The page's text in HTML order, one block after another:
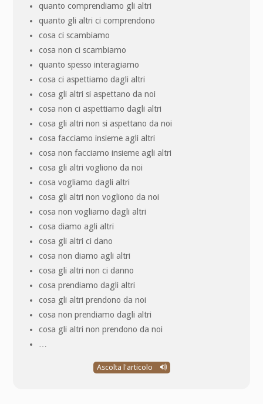
quanto comprendiamo gli altri
quanto gli altri ci comprendono
cosa ci scambiamo
cosa non ci scambiamo
quanto spesso interagiamo
cosa ci aspettiamo dagli altri
cosa gli altri si aspettano da noi
cosa non ci aspettiamo dagli altri
cosa gli altri non si aspettano da noi
cosa facciamo insieme agli altri
cosa non facciamo insieme agli altri
cosa gli altri vogliono da noi
cosa vogliamo dagli altri
cosa gli altri non vogliono da noi
cosa non vogliamo dagli altri
cosa diamo agli altri
cosa gli altri ci dano
cosa non diamo agli altri
cosa gli altri non ci danno
cosa prendiamo dagli altri
cosa gli altri prendono da noi
cosa non prendiamo dagli altri
cosa gli altri non prendono da noi
Ascolta l'articolo